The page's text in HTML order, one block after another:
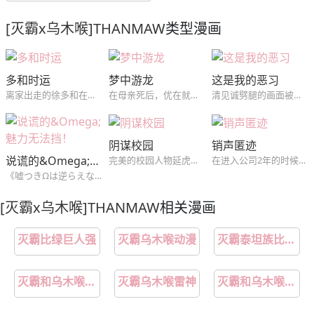
[灭霸x乌木喉]THANMAW类型漫画
多和时运
离家出走的徐多和在朋友介绍下和他们一起合租，没想到初恋吴时运是这里的房东，对吴时运怀有愧疚的徐多和和初恋绝不平淡的同居生活就此开始。
梦中游龙
在母亲死后，优在就深陷桃色梦靥之中，没想到那个梦中的男人，在现实中找到了他...
这是我的恶习
清见诚劈腿的画面被自己的学生松山拓斗拍了下来，松山以此为筹码想得到清见，经不住松山的纠缠两人发生了关系，但松山并不因此满足...
说谎的&Omega;魅力无法挡！
《嘘つきΩは逆らえない！》伪装成β过生活的Ω，突然成为了优质α的伴侣！？某天和同事们聚餐结束回家的路上，桥田（Ω）照顾着喝醉的林（α），却因为费洛蒙而引发意外事件，两人不仅发生性行为，甚至结为了伴侣！事后，林因为酒醉而不记得那晚所发生的事，桥田也决定要就此隐瞒下去，然而已经结为伴侣的两人，身体却无法
阴谋校园
完美的校园人物延虎，被学姐拜托而交换的课题小组，没想到，到了那个阴郁哲学怪人家里，却发现对方不仅是个富二代，还是自己高中时的暗恋对象？！（《我的BJ邻居》同作者,短篇~）
销声匿迹
在进入公司2年的时候，作为集团总务科职员的池远永卷入了上司的腐败案，因此在公司受到了解除职务的处分。伤心赴江陵旅游的远永为了买碗去了市场的器皿店，发现了会长喜欢的陶艺家尹泰俊。从2年前开始尹泰俊就销声匿迹，谁都不知道他的下落，知道集团的会长想和尹泰俊签订专属合同的远永为了复职接近了尹泰俊…
[灭霸x乌木喉]THANMAW相关漫画
灭霸比绿巨人强 灭霸乌木喉动漫 灭霸泰坦族比雷神神族厉害
灭霸和乌木喉什么关系 灭霸乌木喉雷神 灭霸和乌木喉漫画